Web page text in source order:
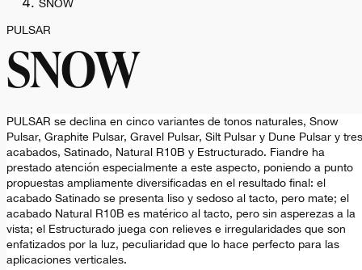
SNOW
PULSAR
SNOW
PULSAR se declina en cinco variantes de tonos naturales, Snow
Pulsar, Graphite Pulsar, Gravel Pulsar, Silt Pulsar y Dune Pulsar y tres
acabados, Satinado, Natural R10B y Estructurado. Fiandre ha
prestado atención especialmente a este aspecto, poniendo a punto
propuestas ampliamente diversificadas en el resultado final: el
acabado Satinado se presenta liso y sedoso al tacto, pero mate; el
acabado Natural R10B es matérico al tacto, pero sin asperezas a la
vista; el Estructurado juega con relieves e irregularidades que son
enfatizados por la luz, peculiaridad que lo hace perfecto para las
aplicaciones verticales.